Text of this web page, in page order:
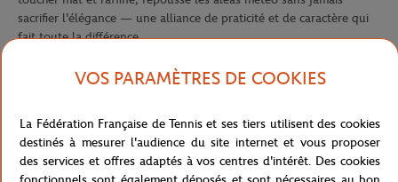
sacrifier l'élégance — une alliance de praticité et de caractère qui
fait toute la différence.
Le coloris Marine profond sert d'écrin à la sangle tricolore
signature Roland-Garros — blanc, rouge, bleu — qui traverse le
immédiatement reconnaissable, rappelle les couleurs du tournoi le
plus prestigieux du Grand Chelem et transforme chaque sortie en
un clin d'œil complice aux amateurs de tennis du monde entier. Le
badge logo Roland-Garros Paris, apposé sur la face avant, vient
VOS PARAMÈTRES DE COOKIES
La Fédération Française de Tennis et ses tiers utilisent des cookies
destinés à mesurer l'audience du site internet et vous proposer
des services et offres adaptés à vos centres d'intérêt. Des cookies